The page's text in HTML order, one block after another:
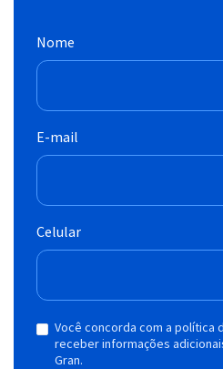
Nome
E-mail
Celular
Você concorda com a política
receber informações
Gran.